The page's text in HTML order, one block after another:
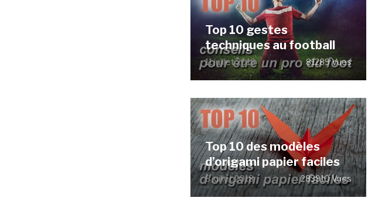
Top 10 gestes
techniques au football
11 juillet 2018 81289 Vues
Top 10 des modèles
d’origami papier faciles
8 juillet 2018 283910 Vues